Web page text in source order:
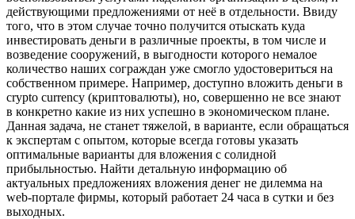
действующими предложениями от неё в отдельности. Ввиду
того, что в этом случае точно получится отыскать куда
инвестировать деньги в различные проекты, в том числе и
возведение сооружений, в выгодности которого немалое
количество наших сограждан уже смогло удостовериться на
собственном примере. Например, доступно вложить деньги в
crypto currency (криптовалюты), но, совершенно не все знают
в конкретно какие из них успешно в экономическом плане.
Данная задача, не станет тяжелой, в варианте, если обращаться
к экспертам с опытом, которые всегда готовы указать
оптимальные варианты для вложения с солидной
прибыльностью. Найти детальную информацию об
актуальных предложениях вложения денег не дилемма на
web-портале фирмы, который работает 24 часа в сутки и без
выходных.